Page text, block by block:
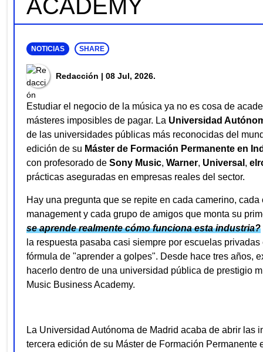
ACADEMY
NOTICIAS SHARE
Redacción | 08 Jul, 2026.
Estudiar el negocio de la música ya no es cosa de
másteres imposibles de pagar. La Universidad
de las universidades públicas más reconocidas del
edición de su Máster de Formación Permanente en
con profesorado de Sony Music, Warner, Universal ,
prácticas aseguradas en empresas reales del sector.
Hay una pregunta que se repite en cada camerino, cada
management y cada grupo de amigos que monta su
se aprende realmente cómo funciona esta industria?
la respuesta pasaba casi siempre por escuelas
fórmula de "aprender a golpes". Desde hace tres años,
hacerlo dentro de una universidad pública de prestigio
Music Business Academy.
La Universidad Autónoma de Madrid acaba de abrir las
tercera edición de su Máster de Formación Permanente